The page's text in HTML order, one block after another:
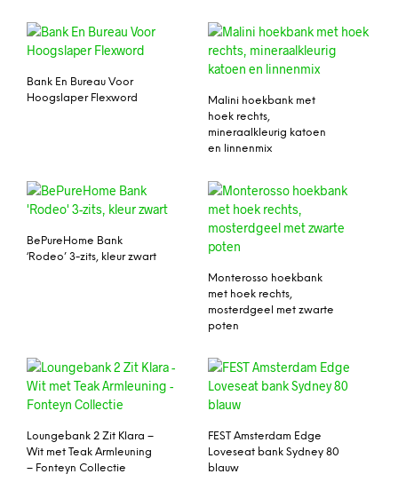
Bank En Bureau Voor
Hoogslaper Flexword
Malini hoekbank met
hoek rechts,
mineraalkleurig katoen
en linnenmix
BePureHome Bank
‘Rodeo’ 3-zits, kleur zwart
Monterosso hoekbank
met hoek rechts,
mosterdgeel met zwarte
poten
Loungebank 2 Zit Klara –
Wit met Teak Armleuning
– Fonteyn Collectie
FEST Amsterdam Edge
Loveseat bank Sydney 80
blauw